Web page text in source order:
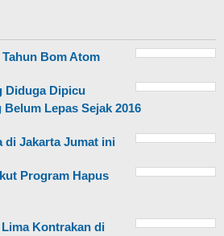
Bom Atom
Diduga Dipicu
Lepas Sejak 2016
di Jakarta Jumat ini
Program Hapus
Kontrakan di